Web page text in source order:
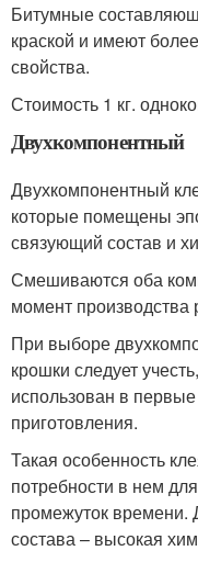
Битумные
краской и имеют
свойства.
Стоимость 1 кг.
Двухкомпонентный
Двухкомпонентный
которые помещены
связующий состав и
Смешиваются оба
момент производства
При выборе
крошки следует
использован в
приготовления.
Такая особенность
потребности в нем
промежуток времени.
состава – высокая